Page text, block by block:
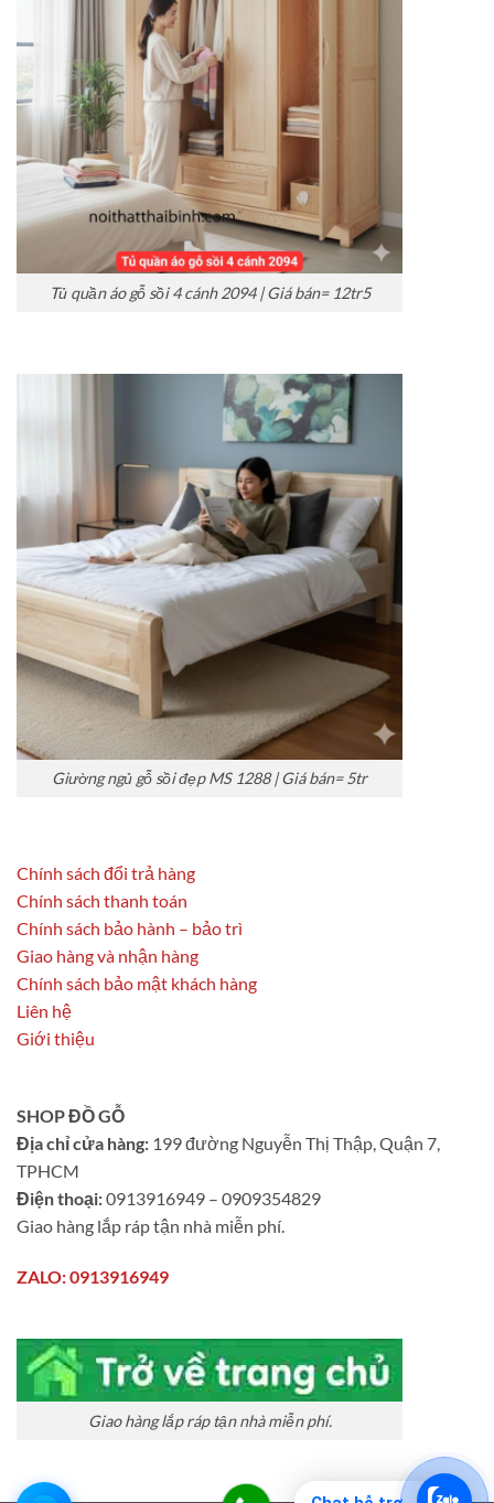
Tủ quần áo gỗ sồi 4 cánh 2094 | Giá bán= 12tr5
Giường ngủ gỗ sồi đẹp MS 1288 | Giá bán= 5tr
Chính sách đổi trả hàng
Chính sách thanh toán
Chính sách bảo hành – bảo trì
Giao hàng và nhận hàng
Chính sách bảo mật khách hàng
Liên hệ
Giới thiệu
SHOP ĐỒ GỖ
Địa chỉ cửa hàng: 199 đường Nguyễn Thị Thập, Quận 7,
TPHCM
Điện thoại:0913916949 – 0909354829
Giao hàng lắp ráp tận nhà miễn phí.
ZALO: 0913916949
Giao hàng lắp ráp tận nhà miễn phí.